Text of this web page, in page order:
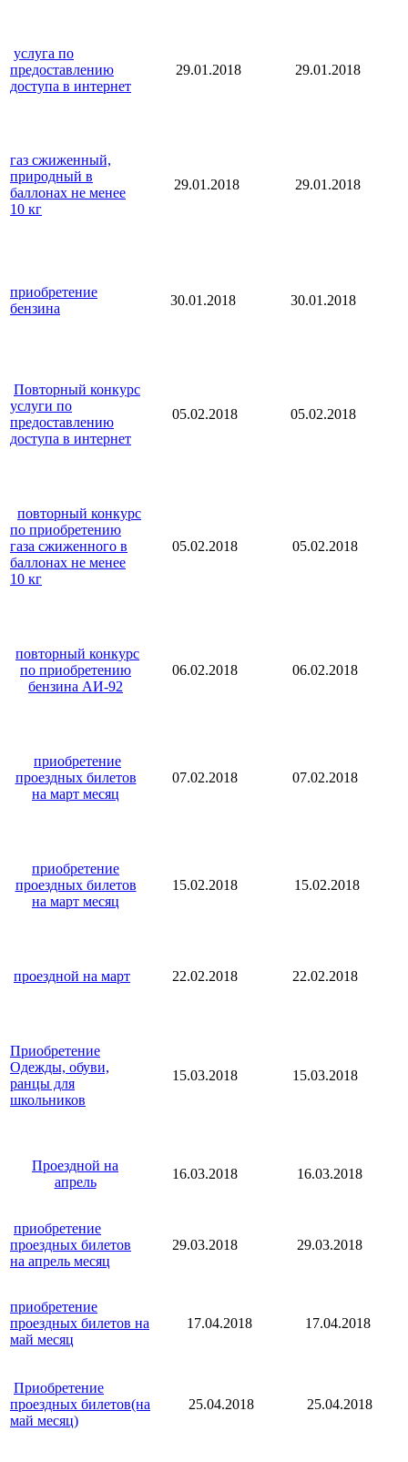
услуга по
предоставлению
доступа в интернет
29.01.2018 29.01.2018
газ сжиженный,
природный в
баллонах не менее
10 кг
29.01.2018 29.01.2018
приобретение
бензина
30.01.2018 30.01.2018
Повторный конкурс
услуги по
предоставлению
доступа в интернет
05.02.2018 05.02.2018
повторный конкурс
по приобретению
газа сжиженного в
баллонах не менее
10 кг
05.02.2018 05.02.2018
повторный конкурс
по приобретению
бензина АИ-92
06.02.2018 06.02.2018
приобретение
проездных билетов
на март месяц
07.02.2018 07.02.2018
приобретение
проездных билетов
на март месяц
15.02.2018 15.02.2018
проездной на март 22.02.2018 22.02.2018
Приобретение
Одежды, обуви,
ранцы для
школьников
15.03.2018 15.03.2018
Проездной на
апрель
16.03.2018 16.03.2018
приобретение
проездных билетов
на апрель месяц
29.03.2018 29.03.2018
приобретение
проездных билетов на
май месяц
17.04.2018 17.04.2018
Приобретение
проездных билетов(на
май месяц)
25.04.2018 25.04.2018